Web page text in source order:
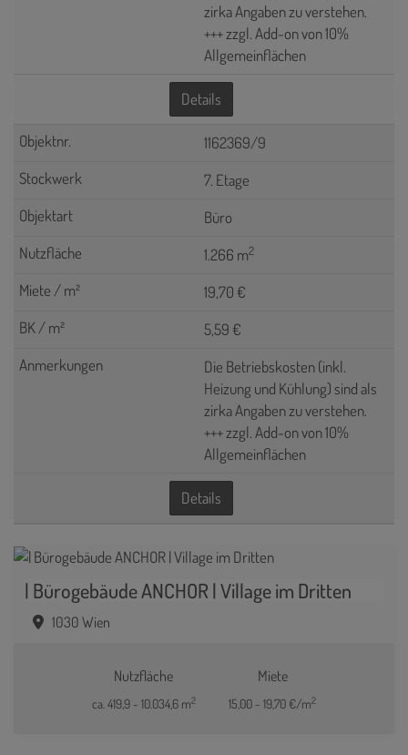
zirka Angaben zu verstehen.
+++ zzgl. Add-on von 10%
Allgemeinflächen
Details
1162369/9
7. Etage
Büro
1.266 m2
19,70 €
5,59 €
Die Betriebskosten (inkl.
Heizung und Kühlung) sind als
zirka Angaben zu verstehen.
+++ zzgl. Add-on von 10%
Allgemeinflächen
Details
| Bürogebäude ANCHOR | Village im Dritten
1030 Wien
Nutzfläche
ca. 419,9 - 10.034,6 m2
Miete
15,00 - 19,70 €/m2